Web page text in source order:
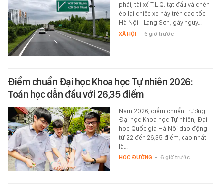
phải, tài xế T.L.Q. tạt đầu và chèn
ép lại chiếc xe này trên cao tốc
Hà Nội - Lạng Sơn, gây nguy…
XÃ HỘI - 6 giờ trước
Điểm chuẩn Đại học Khoa học Tự nhiên 2026:
Toán học dẫn đầu với 26,35 điểm
Năm 2026, điểm chuẩn Trường
Đại học Khoa học Tự nhiên, Đại
học Quốc gia Hà Nội dao động
từ 22 đến 26,35 điểm, cao nhất
là…
HỌC ĐƯỜNG - 6 giờ trước